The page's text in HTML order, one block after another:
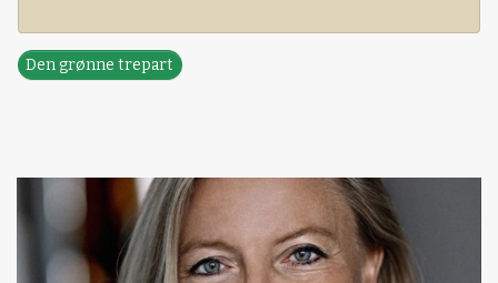
Den grønne trepart